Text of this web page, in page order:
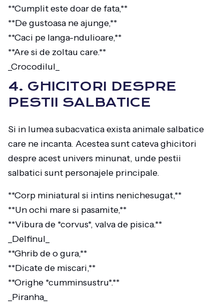
**Cumplit este doar de fata,**
**De gustoasa ne ajunge,**
**Caci pe langa-ndulioare,**
**Are si de zoltau care.**
_Crocodilul_
4. GHICITORI DESPRE
PESTII SALBATICE
Si in lumea subacvatica exista animale salbatice
care ne incanta. Acestea sunt cateva ghicitori
despre acest univers minunat, unde pestii
salbatici sunt personajele principale.
**Corp miniatural si intins nenichesugat,**
**Un ochi mare si pasamite,**
**Vibura de *corvus*, valva de pisica.**
_Delfinul_
**Ghrib de o gura,**
**Dicate de miscari,**
**Orighe *cumminsustru*.**
_Piranha_